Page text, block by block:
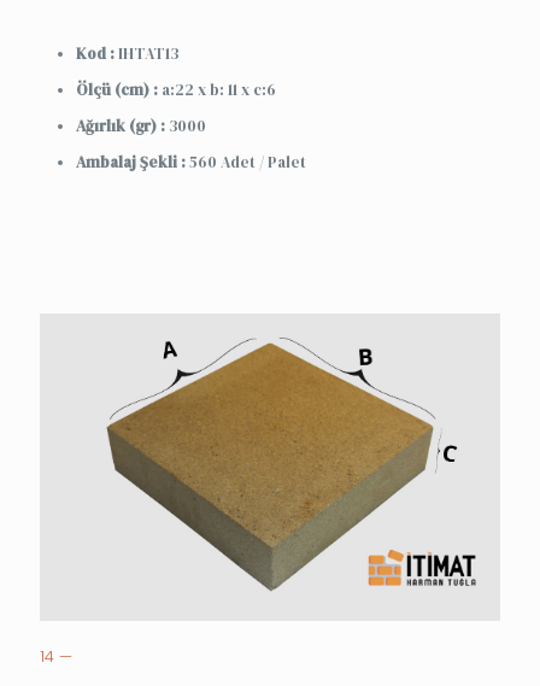
Kod :IHTAT13
Ölçü (cm) : a:22 x b: 11 x c:6
Ağırlık (gr) : 3000
Ambalaj Şekli :560 Adet / Palet
14 —